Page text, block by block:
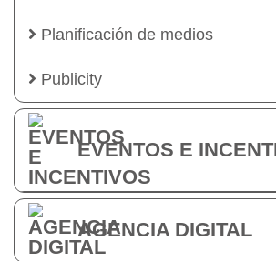
Planificación de medios
Publicity
EVENTOS E
AGENCIA DIGITAL